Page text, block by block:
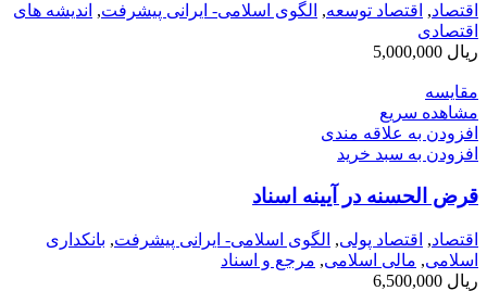
اقتصاد, اقتصاد توسعه, الگوی اسلامی- ایرانی پیشرفت, اندیشه های
اقتصادی
ریال
مقایسه
مشاهده سریع
افزودن به علاقه مندی
افزودن به سبد خرید
قرض ‎الحسنه در آیینه اسناد
اقتصاد, اقتصاد پولی, الگوی اسلامی- ایرانی پیشرفت, بانکداری
اسلامی, مالی اسلامی, مرجع و اسناد
ریال